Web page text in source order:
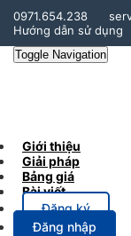
0971.654.238
Hướng dẫn sử dụng
Toggle Navigation
Giới thiệu
Giải pháp
Bảng giá
Bài viết
Đăng ký
Đăng nhập